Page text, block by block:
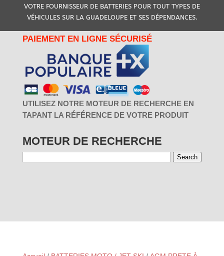
VOTRE FOURNISSEUR DE BATTERIES POUR TOUT TYPES DE
VÉHICULES SUR LA GUADELOUPE ET SES DÉPENDANCES.
PAIEMENT EN LIGNE SÉCURISÉ
UTILISEZ NOTRE MOTEUR DE RECHERCHE EN
TAPANT LA RÉFÉRENCE DE VOTRE PRODUIT
MOTEUR DE RECHERCHE
Search